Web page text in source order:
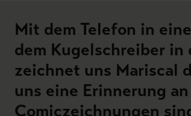
Mit dem Telefon in
dem Kugelschreiber in
zeichnet uns Mariscal
uns eine Erinnerung an
Comiczeichnungen